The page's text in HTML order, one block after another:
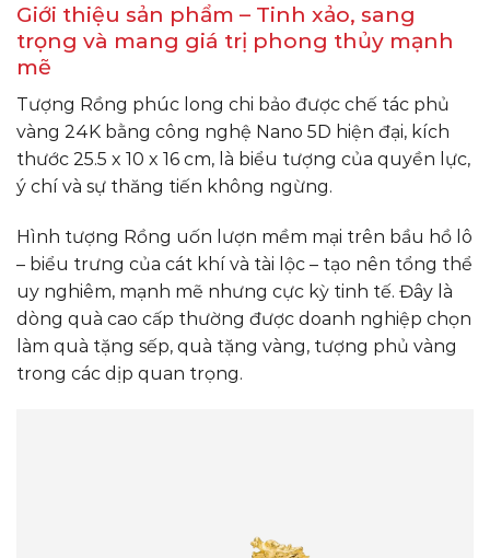
Giới thiệu sản phẩm – Tinh xảo, sang
trọng và mang giá trị phong thủy mạnh
mẽ
Tượng Rồng phúc long chi bảo được chế tác phủ
vàng 24K bằng công nghệ Nano 5D hiện đại, kích
thước 25.5 x 10 x 16 cm, là biểu tượng của quyền lực,
ý chí và sự thăng tiến không ngừng.
Hình tượng Rồng uốn lượn mềm mại trên bầu hồ lô
– biểu trưng của cát khí và tài lộc – tạo nên tổng thể
uy nghiêm, mạnh mẽ nhưng cực kỳ tinh tế. Đây là
dòng quà cao cấp thường được doanh nghiệp chọn
làm quà tặng sếp, quà tặng vàng, tượng phủ vàng
trong các dịp quan trọng.